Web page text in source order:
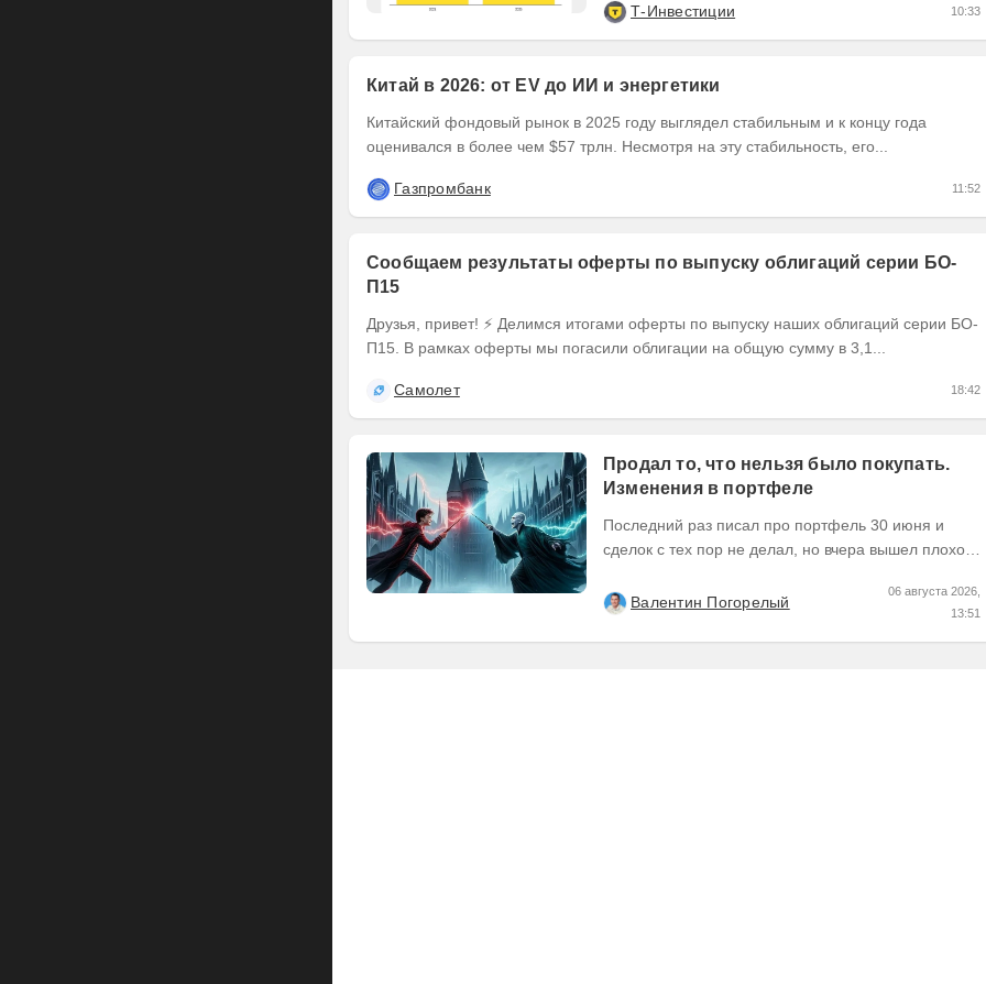
сейчас...
Т-Инвестиции 10:33
Китай в 2026: от EV до ИИ и энергетики
Китайский фондовый рынок в 2025 году выглядел стабильным и к концу года
оценивался в более чем $57 трлн. Несмотря на эту стабильность, его...
Газпромбанк 11:52
Сообщаем результаты оферты по выпуску облигаций серии БО-
П15
Друзья, привет! ⚡️ Делимся итогами оферты по выпуску наших облигаций серии БО-
П15. В рамках оферты мы погасили облигации на общую сумму в 3,1...
Самолет 18:42
Продал то, что нельзя было покупать.
Изменения в портфеле
Последний раз писал про портфель 30 июня и
сделок с тех пор не делал, но вчера вышел плохой
Валентин Погорелый
06 августа 2026,
13:51